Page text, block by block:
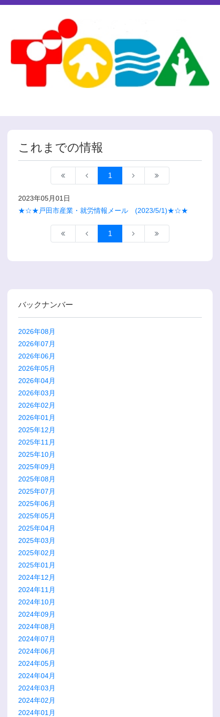
これまでの情報
1
2023年05月01日
★☆★戸田市産業・就労情報メール (2023/5/1)★☆★
1
バックナンバー
2026年08月
2026年07月
2026年06月
2026年05月
2026年04月
2026年03月
2026年02月
2026年01月
2025年12月
2025年11月
2025年10月
2025年09月
2025年08月
2025年07月
2025年06月
2025年05月
2025年04月
2025年03月
2025年02月
2025年01月
2024年12月
2024年11月
2024年10月
2024年09月
2024年08月
2024年07月
2024年06月
2024年05月
2024年04月
2024年03月
2024年02月
2024年01月